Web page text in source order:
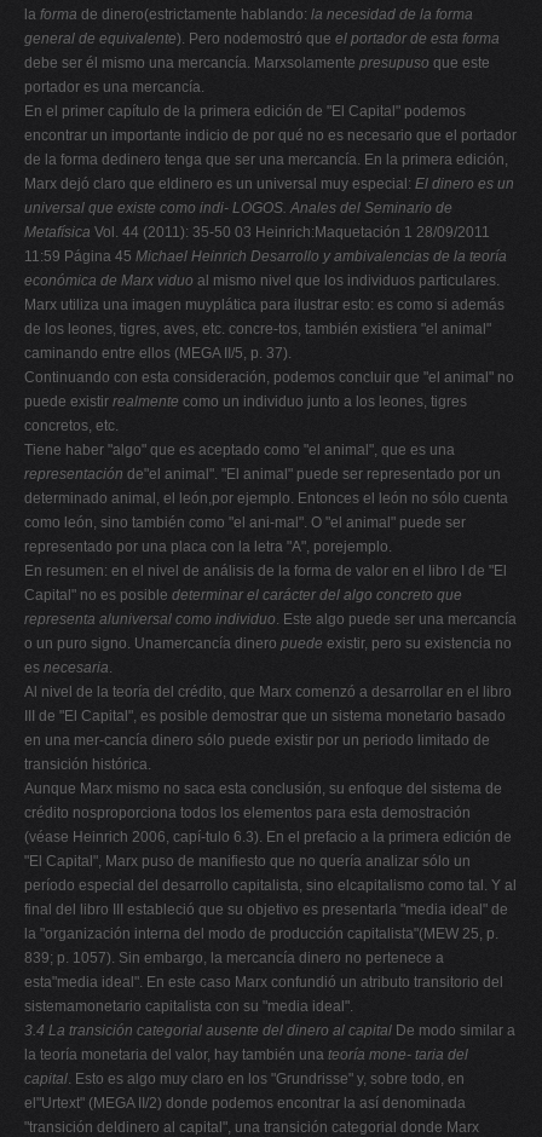
la forma de dinero(estrictamente hablando: la necesidad de la forma
general de equivalente). Pero nodemostró que el portador de esta forma
debe ser él mismo una mercancía. Marxsolamente presupuso que este
portador es una mercancía.
En el primer capítulo de la primera edición de "El Capital" podemos
encontrar un importante indicio de por qué no es necesario que el portador
de la forma dedinero tenga que ser una mercancía. En la primera edición,
Marx dejó claro que eldinero es un universal muy especial: El dinero es un
universal que existe como indi- LOGOS. Anales del Seminario de
Metafísica Vol. 44 (2011): 35-50 03 Heinrich:Maquetación 1 28/09/2011
11:59 Página 45 Michael Heinrich Desarrollo y ambivalencias de la teoría
económica de Marx viduo al mismo nivel que los individuos particulares.
Marx utiliza una imagen muyplática para ilustrar esto: es como si además
de los leones, tigres, aves, etc. concre-tos, también existiera "el animal"
caminando entre ellos (MEGA II/5, p. 37).
Continuando con esta consideración, podemos concluir que "el animal" no
puede existir realmente como un individuo junto a los leones, tigres
concretos, etc.
Tiene haber "algo" que es aceptado como "el animal", que es una
representación de"el animal". "El animal" puede ser representado por un
determinado animal, el león,por ejemplo. Entonces el león no sólo cuenta
como león, sino también como "el ani-mal". O "el animal" puede ser
representado por una placa con la letra "A", porejemplo.
En resumen: en el nivel de análisis de la forma de valor en el libro I de "El
Capital" no es posible determinar el carácter del algo concreto que
representa aluniversal como individuo. Este algo puede ser una mercancía
o un puro signo. Unamercancía dinero puede existir, pero su existencia no
es necesaria.
Al nivel de la teoría del crédito, que Marx comenzó a desarrollar en el libro
III de "El Capital", es posible demostrar que un sistema monetario basado
en una mer-cancía dinero sólo puede existir por un periodo limitado de
transición histórica.
Aunque Marx mismo no saca esta conclusión, su enfoque del sistema de
crédito nosproporciona todos los elementos para esta demostración
(véase Heinrich 2006, capí-tulo 6.3). En el prefacio a la primera edición de
"El Capital", Marx puso de manifiesto que no quería analizar sólo un
período especial del desarrollo capitalista, sino elcapitalismo como tal. Y al
final del libro III estableció que su objetivo es presentarla "media ideal" de
la "organización interna del modo de producción capitalista"(MEW 25, p.
839; p. 1057). Sin embargo, la mercancía dinero no pertenece a
esta"media ideal". En este caso Marx confundió un atributo transitorio del
sistemamonetario capitalista con su "media ideal".
3.4 La transición categorial ausente del dinero al capital De modo similar a
la teoría monetaria del valor, hay también una teoría mone- taria del
capital. Esto es algo muy claro en los "Grundrisse" y, sobre todo, en
el"Urtext" (MEGA II/2) donde podemos encontrar la así denominada
"transición deldinero al capital", una transición categorial donde Marx